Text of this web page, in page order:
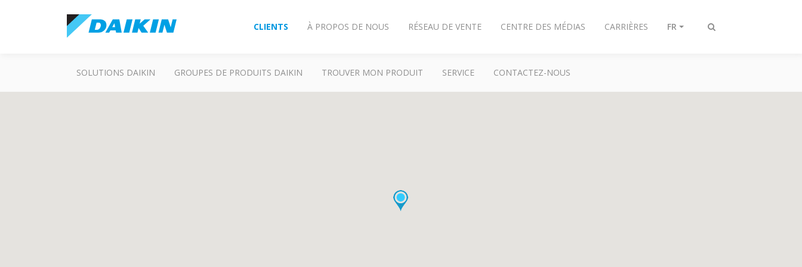
Toggle
CLIENTS À PROPOS DE NOUS RÉSEAU DE VENTE CENTRE DES MÉDIAS CARRIÈRES FR
SOLUTIONS DAIKIN GROUPES DE PRODUITS DAIKIN TROUVER MON PRODUIT SERVICE CONTACTEZ-NOUS